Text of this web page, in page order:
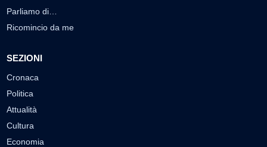
Parliamo di…
Ricomincio da me
SEZIONI
Cronaca
Politica
Attualità
Cultura
Economia